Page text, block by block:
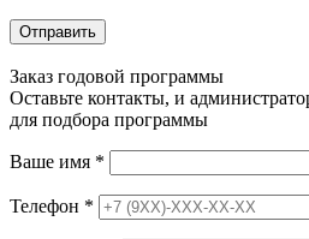
Отправить
Заказ годовой программы
Оставьте контакты, и
для подбора программы
Ваше имя *
Телефон *